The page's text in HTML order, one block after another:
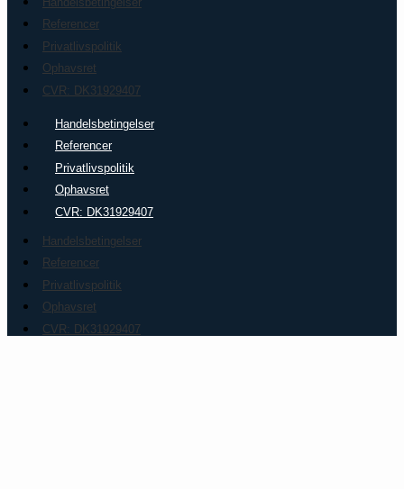
Referencer
Privatlivspolitik
Ophavsret
CVR: DK31929407
Handelsbetingelser
Referencer
Privatlivspolitik
Ophavsret
CVR: DK31929407
Handelsbetingelser
Referencer
Privatlivspolitik
Ophavsret
CVR: DK31929407